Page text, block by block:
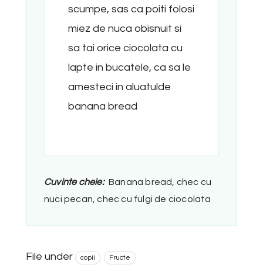
scumpe, sas ca poiti folosi
miez de nuca obisnuit si
sa tai orice ciocolata cu
lapte in bucatele, ca sa le
amesteci in aluatulde
banana bread
Cuvinte cheie: Banana bread, chec cu
nuci pecan, chec cu fulgi de ciocolata
File under copii Fructe